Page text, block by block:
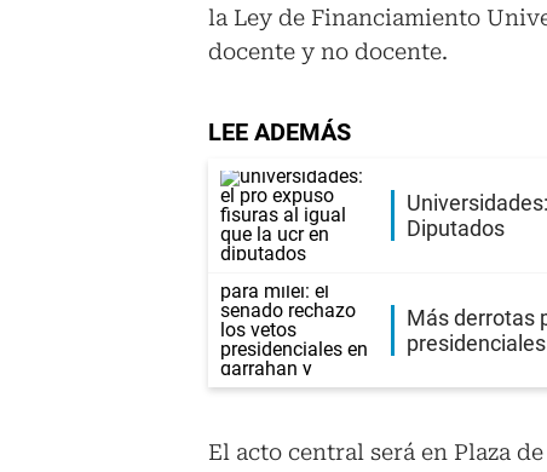
la Ley de Financiamiento
docente y no docente.
LEE ADEMÁS
Diputados
Más derrotas
El acto central será en Plaza